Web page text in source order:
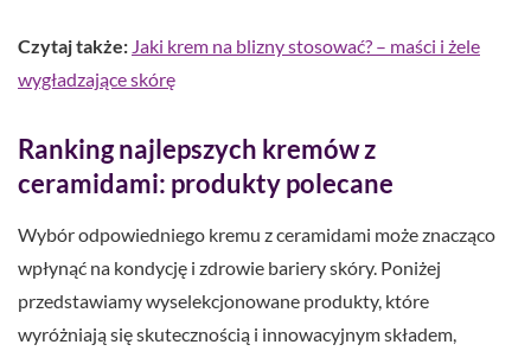
Czytaj także: Jaki krem na blizny stosować? – maści i żele
wygładzające skórę
Ranking najlepszych kremów z
ceramidami: produkty polecane
Wybór odpowiedniego kremu z ceramidami może znacząco
wpłynąć na kondycję i zdrowie bariery skóry. Poniżej
przedstawiamy wyselekcjonowane produkty, które
wyróżniają się skutecznością i innowacyjnym składem,